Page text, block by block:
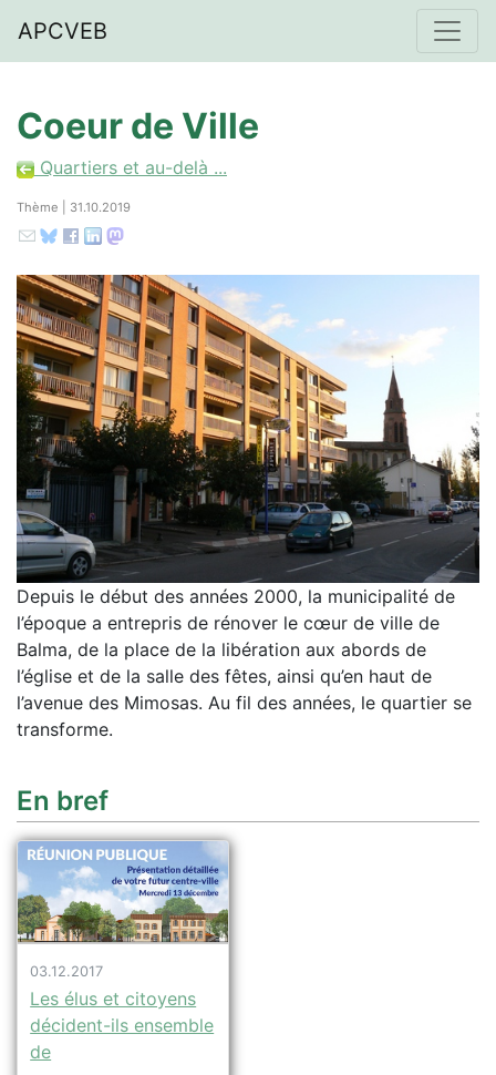
APCVEB
Coeur de Ville
Quartiers et au-delà ...
Thème | 31.10.2019
Depuis le début des années 2000, la municipalité de
l’époque a entrepris de rénover le cœur de ville de
Balma, de la place de la libération aux abords de
l’église et de la salle des fêtes, ainsi qu’en haut de
l’avenue des Mimosas. Au fil des années, le quartier se
transforme.
En bref
03.12.2017
Les élus et citoyens
décident-ils ensemble
de